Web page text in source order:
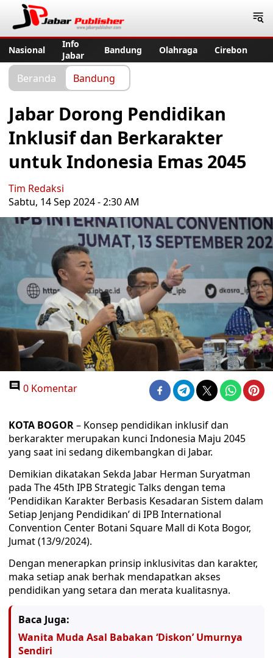
Nasional
Info
Jabar
Bandung Olahraga Cirebon
Beranda Bandung
Jabar Dorong Pendidikan
Inklusif dan Berkarakter
untuk Indonesia Emas 2045
Tim Redaksi
Sabtu, 14 Sep 2024 - 2:30 AM
0 Komentar
KOTA BOGOR– Konsep pendidikan inklusif dan
berkarakter merupakan kunci Indonesia Maju 2045
yang saat ini sedang dikembangkan di Jabar.
Demikian dikatakan Sekda Jabar Herman Suryatman
pada The 45th IPB Strategic Talks dengan tema
‘Pendidikan Karakter Berbasis Kesadaran Sistem dalam
Setiap Jenjang Pendidikan’ di IPB International
Convention Center Botani Square Mall di Kota Bogor,
Jumat (13/9/2024).
Dengan menerapkan prinsip inklusivitas dan karakter,
maka setiap anak berhak mendapatkan akses
pendidikan yang setara dan merata kualitasnya.
Baca Juga:
Wanita Muda Asal Babakan ‘Diskon’ Umurnya
Sendiri